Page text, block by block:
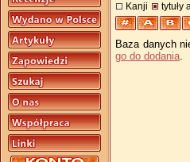
Kanji tytuły
Baza danych
go do dodania.